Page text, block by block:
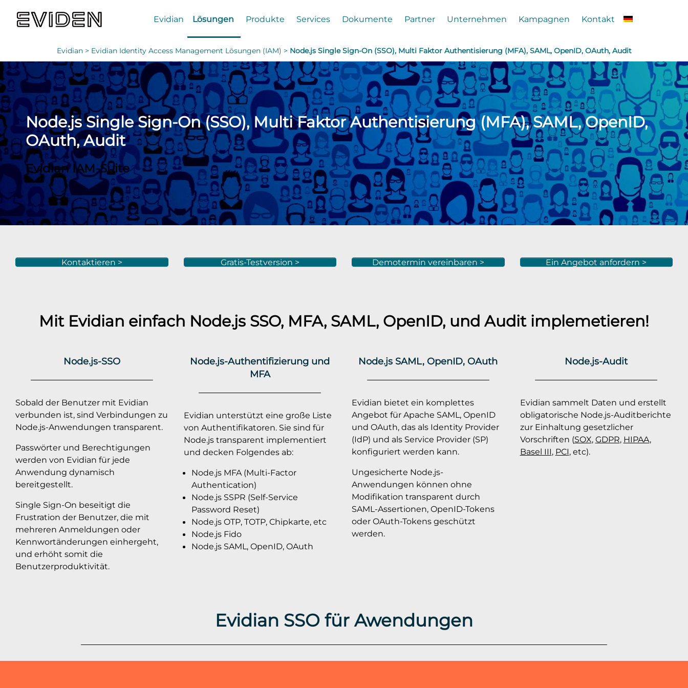
Evidian Lösungen Produkte Services Dokumente Partner Unternehmen Kampagnen Kontakt
Evidian > Evidian Identity Access Management Lösungen (IAM) > Node.js Single Sign-On (SSO), Multi Faktor Authentisierung (MFA), SAML, OpenID, OAuth, Audit
Node.js Single Sign-On (SSO), Multi Faktor Authentisierung (MFA), SAML, OpenID,
OAuth, Audit
Evidian IAM-Suite
Kontaktieren > Gratis-Testversion > Demotermin vereinbaren > Ein Angebot anfordern >
Mit Evidian einfach Node.js SSO, MFA, SAML, OpenID, und Audit implemetieren!
Node.js-SSO
Sobald der Benutzer mit Evidian
verbunden ist, sind Verbindungen zu
Node.js-Anwendungen transparent.
Passwörter und Berechtigungen
werden von Evidian für jede
Anwendung dynamisch
bereitgestellt.
Single Sign-On beseitigt die
Frustration der Benutzer, die mit
mehreren Anmeldungen oder
Kennwortänderungen einhergeht,
und erhöht somit die
Benutzerproduktivität.
Node.js-Authentifizierung und
MFA
Evidian unterstützt eine große Liste
von Authentifikatoren. Sie sind für
Node.js transparent implementiert
und decken Folgendes ab:
Node.js MFA (Multi-Factor
Authentication)
Node.js SSPR (Self-Service
Password Reset)
Node.js OTP, TOTP, Chipkarte, etc
Node.js Fido
Node.js SAML, OpenID, OAuth
Node.js SAML, OpenID, OAuth
Evidian bietet ein komplettes
Angebot für Apache SAML, OpenID
und OAuth, das als Identity Provider
(IdP) und als Service Provider (SP)
konfiguriert werden kann.
Ungesicherte Node.js-
Anwendungen können ohne
Modifikation transparent durch
SAML-Assertionen, OpenID-Tokens
oder OAuth-Tokens geschützt
werden.
Node.js-Audit
Evidian sammelt Daten und erstellt
obligatorische Node.js-Auditberichte
zur Einhaltung gesetzlicher
Vorschriften (SOX, GDPR, HIPAA,
Basel III, PCI, etc).
Evidian SSO für Awendungen